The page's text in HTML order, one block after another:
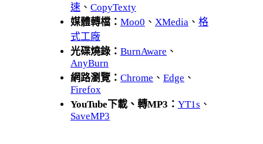
速 、 CopyTexty
媒體轉檔： Moo0 、 XMedia 、 格
式工廠
光碟燒錄： BurnAware 、
AnyBurn
網路瀏覽： Chrome 、 Edge 、
Firefox
YouTube下載、轉MP3： YT1s 、
SaveMP3